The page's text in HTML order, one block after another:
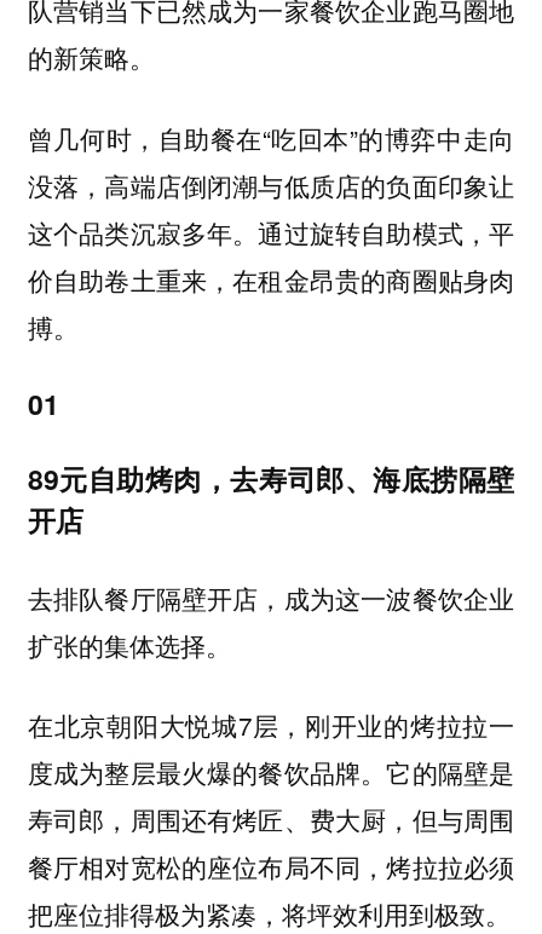
队营销当下已然成为一家餐饮企业跑马圈地
的新策略。
曾几何时，自助餐在“吃回本”的博弈中走向
没落，高端店倒闭潮与低质店的负面印象让
这个品类沉寂多年。通过旋转自助模式，平
价自助卷土重来，在租金昂贵的商圈贴身肉
搏。
01
89元自助烤肉，去寿司郎、海底捞隔壁
开店
去排队餐厅隔壁开店，成为这一波餐饮企业
扩张的集体选择。
在北京朝阳大悦城7层，刚开业的烤拉拉一
度成为整层最火爆的餐饮品牌。它的隔壁是
寿司郎，周围还有烤匠、费大厨，但与周围
餐厅相对宽松的座位布局不同，烤拉拉必须
把座位排得极为紧凑，将坪效利用到极致。